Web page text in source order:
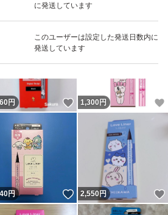
に発送しています
このユーザーは設定した発送日数内に
発送しています
いいね！
1,300
ね！
円 いいね！
1,300 円
ね！
円 いいね！
2,550円